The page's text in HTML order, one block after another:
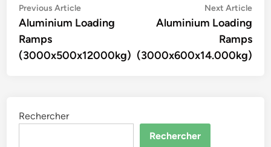
Navigation
de
l’article
Previous ArticlePrevious
article:
Aluminium Loading
Ramps
(3000x500x12000kg)
Next Article
Aluminium Loading
Ramps
(3000x600x14.000kg)
Rechercher
Rechercher